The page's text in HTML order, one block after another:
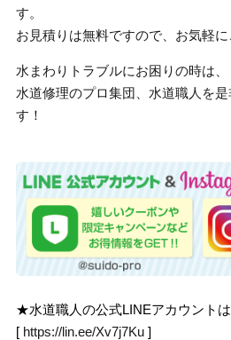
す。
お見積りは無料ですので、お気軽に
水まわりトラブルにお困りの時は、
水道修理のプロ集団、水道職人を
す！
★水道職人の公式LINEアカウントは
[ https://lin.ee/Xv7j7Ku ]